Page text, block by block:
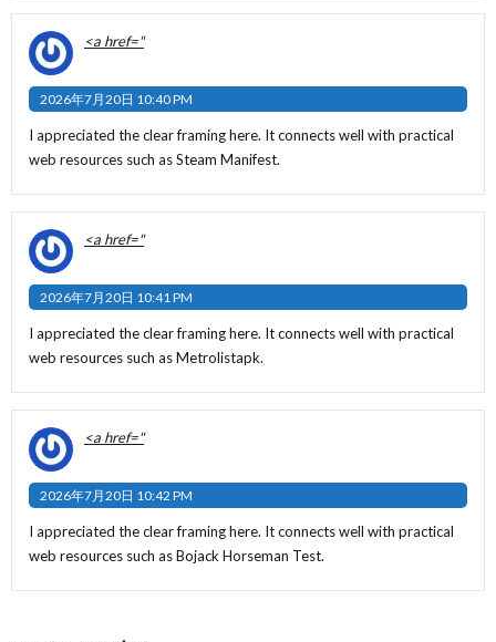
<a href="
2026年7月20日 10:40 PM
I appreciated the clear framing here. It connects well with practical
web resources such asSteam Manifest.
<a href="
2026年7月20日 10:41 PM
I appreciated the clear framing here. It connects well with practical
web resources such asMetrolistapk.
<a href="
2026年7月20日 10:42 PM
I appreciated the clear framing here. It connects well with practical
web resources such asBojack Horseman Test.